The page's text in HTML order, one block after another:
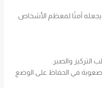
يجعله آمنًا لمعظم الأشخاص.
التركيز والصبر.
صعوبة في الحفاظ على الوضع